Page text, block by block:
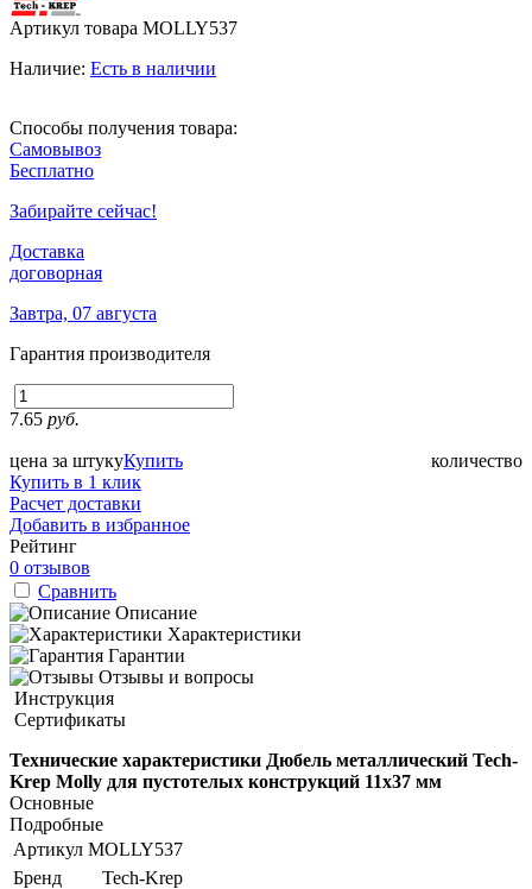
Артикул товара MOLLY537
Наличие: Есть в наличии
Способы получения товара:
Самовывоз
Бесплатно
Забирайте сейчас!
Доставка
договорная
Завтра, 07 августа
Гарантия производителя
7.65 руб.
цена за штуку количество
Купить
Купить в 1 клик
Расчет доставки
Добавить в избранное
Рейтинг
0 отзывов
Сравнить
Описание
Характеристики
Гарантии
Отзывы и вопросы
Инструкция
Сертификаты
Технические характеристики Дюбель металлический Tech-
Krep Molly для пустотелых конструкций 11х37 мм
Основные
Подробные
Артикул MOLLY537
Бренд
Tech-Krep